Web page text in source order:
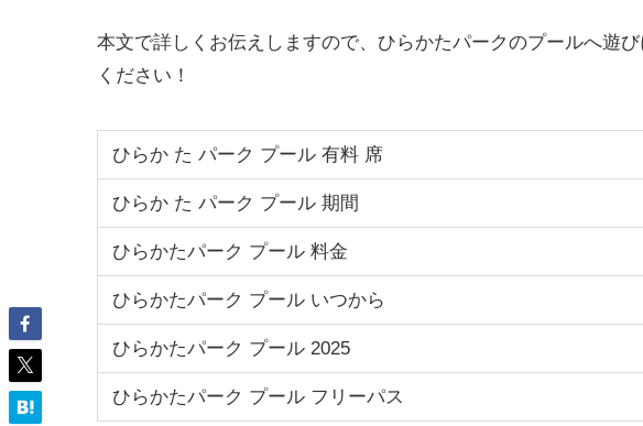
本文で詳しくお伝えしますので、ひらかたパークのプールへ遊
ください！
ひらか た パーク プール 有料 席
ひらか た パーク プール 期間
ひらかたパーク プール 料金
ひらかたパーク プール いつから
ひらかたパーク プール 2025
ひらかたパーク プール フリーパス